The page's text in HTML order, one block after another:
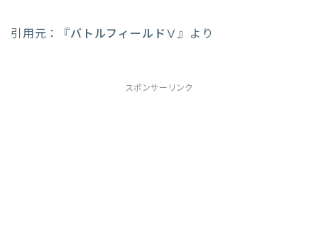
引用元：『バトルフィールドⅤ』より
スポンサーリンク